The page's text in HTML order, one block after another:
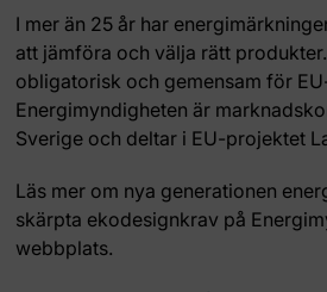
I mer än 25 år har
att jämföra och välja rätt
obligatorisk och gemensam för
Energimyndigheten är
Sverige och deltar i EU-projektet
Läs mer om nya generationen
skärpta ekodesignkrav på
webbplats.